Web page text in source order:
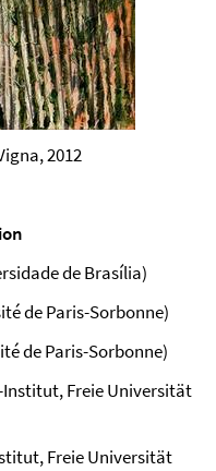
2012
de Brasília)
de Paris-Sorbonne)
de Paris-Sorbonne)
Freie Universität
Freie Universität